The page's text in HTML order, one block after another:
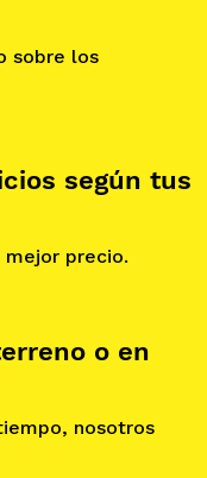
sobre los
según tus
precio.
o en
nosotros